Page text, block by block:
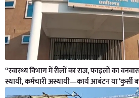
“स्वास्थ्य विभाग में रीलों का राज, फाइलों का
स्थायी, कर्मचारी अस्थायी—कार्य आबंटन या